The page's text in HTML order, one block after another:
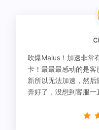
吹爆Malus！加速非常
卡！最最最感动的是
新所以无法加速，然
弄好了，没想到客服一